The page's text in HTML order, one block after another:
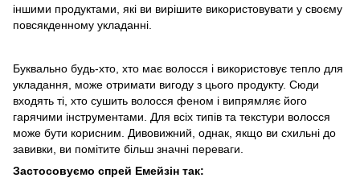
іншими продуктами, які ви вирішите використовувати у своєму
повсякденному укладанні.
Буквально будь-хто, хто має волосся і використовує тепло для
укладання, може отримати вигоду з цього продукту. Сюди
входять ті, хто сушить волосся феном і випрямляє його
гарячими інструментами. Для всіх типів та текстури волосся
може бути корисним. Дивовижний, однак, якщо ви схильні до
завивки, ви помітите більш значні переваги.
Застосовуємо спрей Емейзін так: